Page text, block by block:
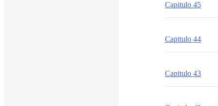
Capitulo 45
Capitulo 44
Capitulo 43